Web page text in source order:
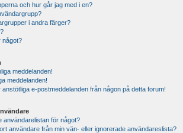
och hur går jag med i en?
i andra färger?
något?
meddelanden!
meddelanden!
e-postmeddelanden från någon på detta forum!
användarelistan för något?
användare från min vän- eller ignorerade användareslista?